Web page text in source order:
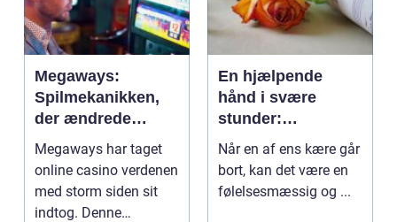
Megaways:
Spilmekanikken,
der ændrede
online slots
Megaways har taget
online casino verdenen
med storm siden sit
indtog. Denne
En hjælpende
hånd i svære
stunder:
Bedemand i
Pindstrup
Når en af ens kære går
bort, kan det være en
følelsesmæssig og ...